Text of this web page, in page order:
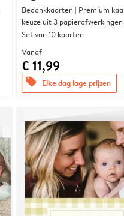
Bedankkaarten | Premium
keuze uit 3 papierafwerkingen
Set van 10 kaarten
Vanaf
€ 11,99
offers Elke dag lage prijzen